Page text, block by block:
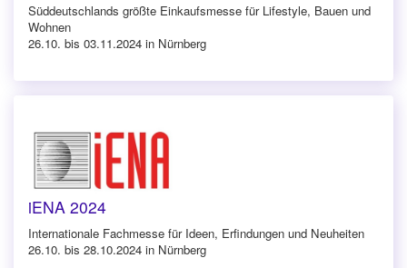
Süddeutschlands größte Einkaufsmesse für Lifestyle, Bauen und
Wohnen
26.10. bis 03.11.2024 in Nürnberg
iENA 2024
Internationale Fachmesse für Ideen, Erfindungen und Neuheiten
26.10. bis 28.10.2024 in Nürnberg